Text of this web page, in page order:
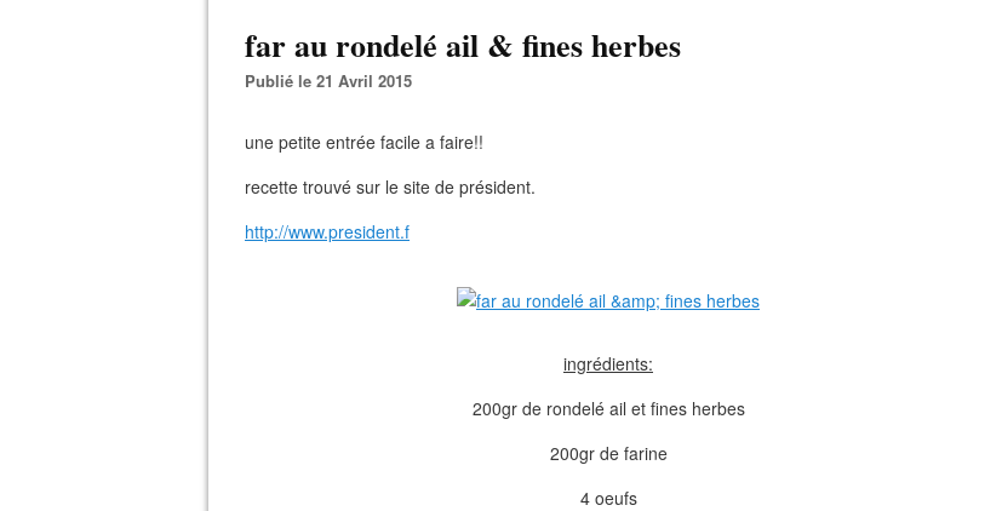
far au rondelé ail & fines herbes
Publié le 21 Avril 2015
une petite entrée facile a faire!!
recette trouvé sur le site de président.
http://www.president.f
ingrédients:
200gr de rondelé ail et fines herbes
200gr de farine
4 oeufs